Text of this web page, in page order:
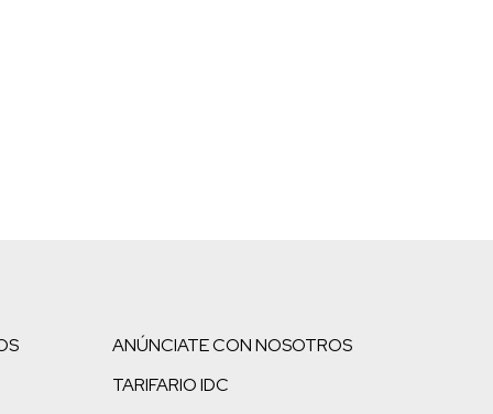
ANÚNCIATE CON NOSOTROS
TARIFARIO IDC